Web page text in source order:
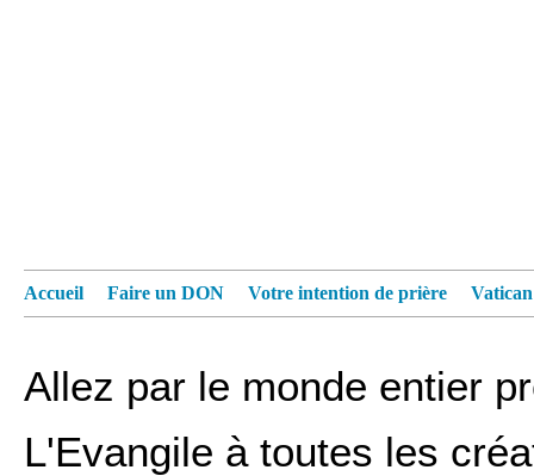
Accueil Faire un DON Votre intention de prière
Allez par le monde entier
L'Evangile à toutes les